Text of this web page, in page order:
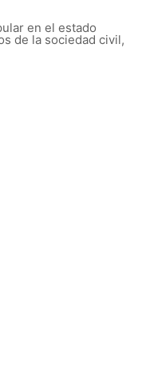
en el estado
de la sociedad civil,